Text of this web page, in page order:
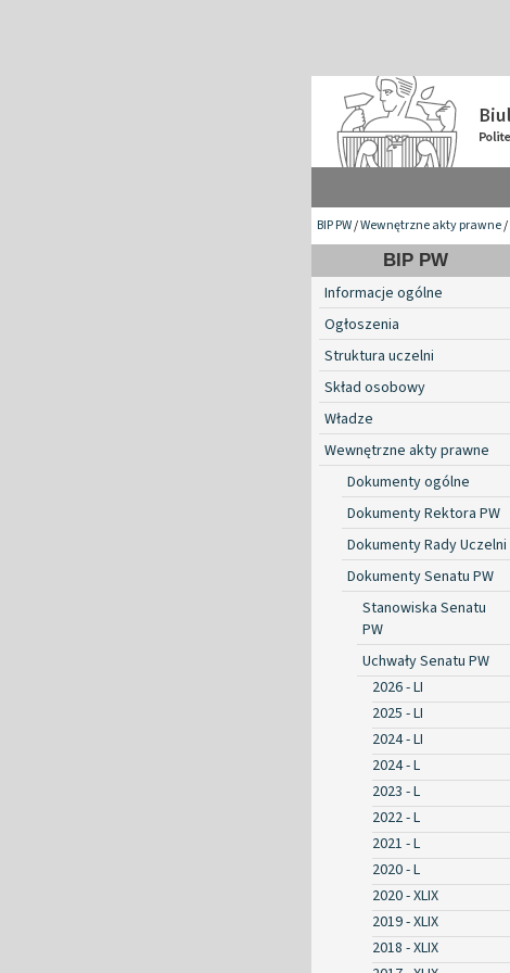
BIP PW/Wewnętrzne akty prawne/
BIP PW
Informacje ogólne
Ogłoszenia
Struktura uczelni
Skład osobowy
Władze
Wewnętrzne akty prawne
Dokumenty ogólne
Dokumenty Rektora PW
Dokumenty Rady Uczelni
Dokumenty Senatu PW
Stanowiska Senatu
PW
Uchwały Senatu PW
2026 - LI
2025 - LI
2024 - LI
2024 - L
2023 - L
2022 - L
2021 - L
2020 - L
2020 - XLIX
2019 - XLIX
2018 - XLIX